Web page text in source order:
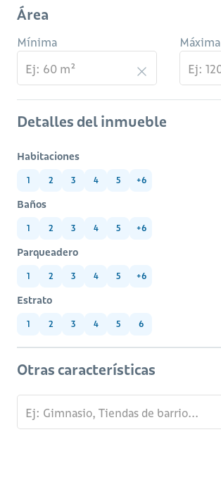
Área
Mínima Máxima
Detalles del inmueble
Habitaciones
1 2 3 4 5 +6
Baños
1 2 3 4 5 +6
Parqueadero
1 2 3 4 5 +6
Estrato
1 2 3 4 5 6
Otras características